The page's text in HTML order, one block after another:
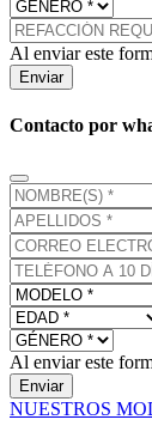
Al enviar este
Enviar
Contacto por
Al enviar este
Enviar
NUESTROS